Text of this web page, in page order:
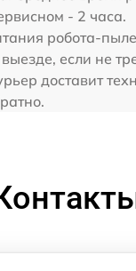
- 2 часа.
робота-
если не
доставит